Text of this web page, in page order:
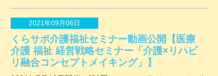
2021年09月06日
くらサポ介護福祉セミナー動画公開【医療
介護 福祉 経営戦略セミナー「介護×リハビ
リ融合コンセプトメイキング」】